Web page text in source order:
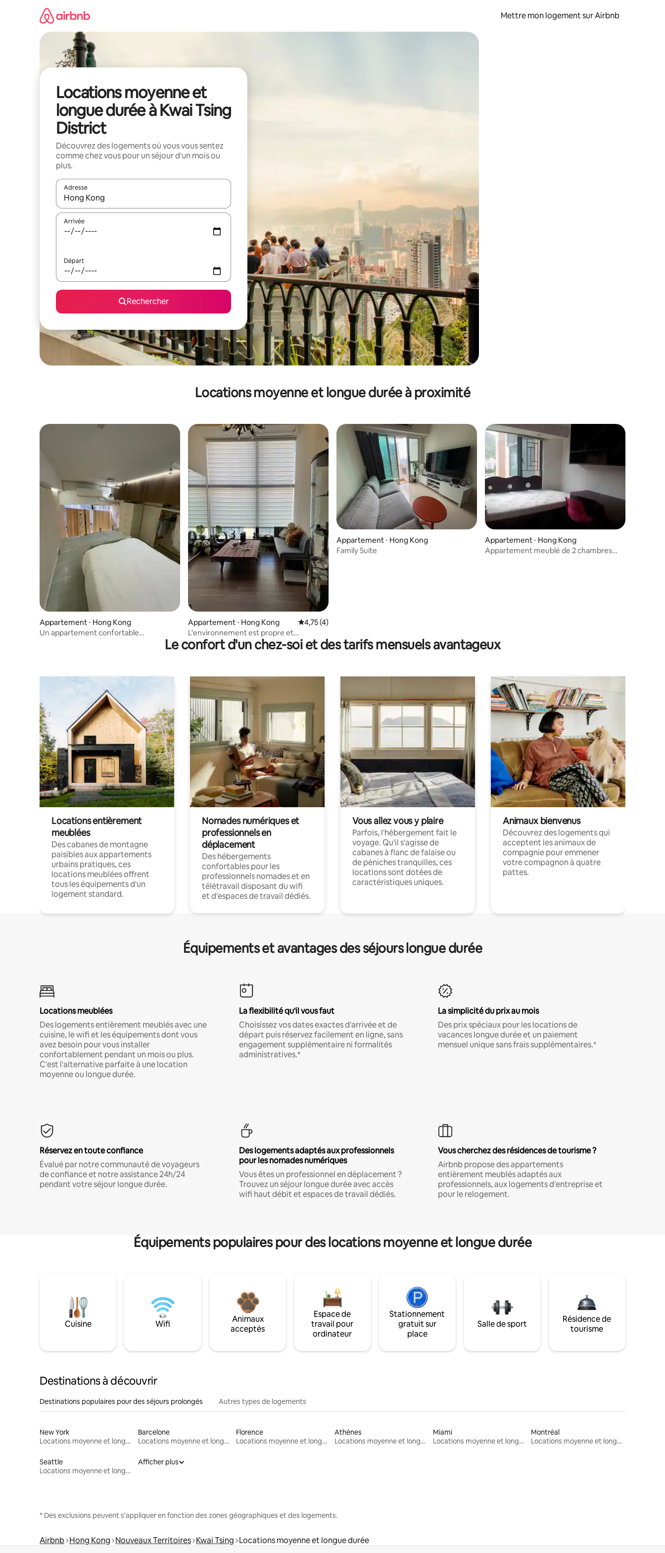
Mettre mon logement sur Airbnb
Locations moyenne et
longue durée à Kwai Tsing
District
Découvrez des logements où vous vous sentez
comme chez vous pour un séjour d'un mois ou
plus.
Adresse
Lorsque les résultats s'affichent, utilisez les flèches vers le haut et vers le bas pour les parcourir ou en appuyant et en faisant glisser.
Arrivée
Départ
Rechercher
Locations moyenne et longue durée à proximité
Appartement ⋅ Hong Kong
Un appartement confortable
Appartement ⋅ Hong Kong Évaluation moyenne sur la base de 4 commentaires : 4,75 sur 5
4,75 (4)
L'environnement est propre et
hygiénique, idéal pour les couples ou les
familles. Les transports sont pratiques, à
qui permet de se rendre dans les centres
commerciaux environnants.
Appartement ⋅ Hong Kong
Family Suite
Appartement ⋅ Hong Kong
Appartement meublé de 2 chambres
Le confort d'un chez-soi et des tarifs mensuels avantageux
Locations entièrement
meublées
Des cabanes de montagne
paisibles aux appartements
urbains pratiques, ces
locations meublées offrent
tous les équipements d'un
logement standard.
Nomades numériques et
professionnels en
déplacement
Des hébergements
confortables pour les
professionnels nomades et en
télétravail disposant du wifi
et d'espaces de travail dédiés.
Vous allez vous y plaire
Parfois, l'hébergement fait le
voyage. Qu'il s'agisse de
cabanes à flanc de falaise ou
de péniches tranquilles, ces
locations sont dotées de
caractéristiques uniques.
Animaux bienvenus
Découvrez des logements qui
acceptent les animaux de
compagnie pour emmener
votre compagnon à quatre
pattes.
Équipements et avantages des séjours longue durée
Locations meublées
Des logements entièrement meublés avec une
cuisine, le wifi et les équipements dont vous
avez besoin pour vous installer
confortablement pendant un mois ou plus.
C'est l'alternative parfaite à une location
moyenne ou longue durée.
La flexibilité qu'il vous faut
Choisissez vos dates exactes d'arrivée et de
départ puis réservez facilement en ligne, sans
engagement supplémentaire ni formalités
administratives.*
La simplicité du prix au mois
Des prix spéciaux pour les locations de
vacances longue durée et un paiement
mensuel unique sans frais supplémentaires.*
Réservez en toute confiance
Évalué par notre communauté de voyageurs
de confiance et notre assistance 24h/24
pendant votre séjour longue durée.
Des logements adaptés aux professionnels
pour les nomades numériques
Vous êtes un professionnel en déplacement ?
Trouvez un séjour longue durée avec accès
wifi haut débit et espaces de travail dédiés.
Vous cherchez des résidences de tourisme ?
Airbnb propose des appartements
entièrement meublés adaptés aux
professionnels, aux logements d'entreprise et
pour le relogement.
Équipements populaires pour des locations moyenne et longue durée
Cuisine Wifi
Animaux
acceptés
Espace de
travail pour
ordinateur
Stationnement
gratuit sur
place
Salle de sport
Résidence de
tourisme
Destinations à découvrir
Destinations populaires pour des séjours prolongés Autres types de logements
New York
Locations moyenne et longue durée
Barcelone
Locations moyenne et longue durée
Florence
Locations moyenne et longue durée
Athènes
Locations moyenne et longue durée
Miami
Locations moyenne et longue durée
Montréal
Locations moyenne et longue durée
Seattle
Locations moyenne et longue durée
Afficher plus
* Des exclusions peuvent s'appliquer en fonction des zones géographiques et des logements.
Airbnb Hong Kong Nouveaux Territoires Kwai Tsing Locations moyenne et longue durée